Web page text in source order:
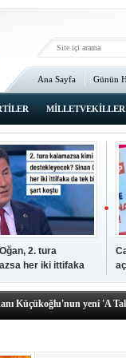
Ana Sayfa Günün
2. tura
her iki ittifaka
şartını sundu
Ali Öğdük, mazbatasını
yeni operasyon! Zeydan
Küçükoğlu'nun yeni 'A
Tarihi günde, tarihi
Zafer Tarıkdaroğlu, oyunu